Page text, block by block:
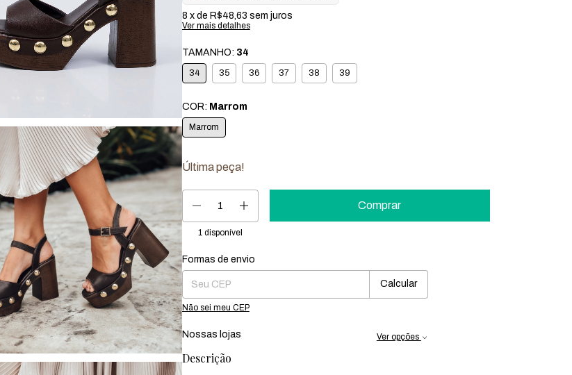
8 x de R$48,63 sem juros
Ver mais detalhes
TAMANHO: 34
34 35 36 37 38 39
COR: Marrom
Marrom
Última peça!
1 disponível
Entregas para o CEP:
Formas de envio
Calcular
Não sei meu CEP
Nossas lojas Ver opções
Descrição